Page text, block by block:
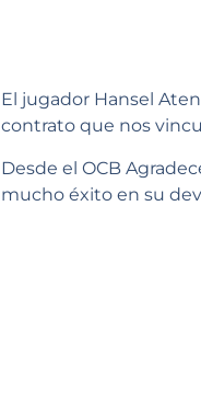
El jugador Hansel
contrato que nos
Desde el OCB
mucho éxito en su